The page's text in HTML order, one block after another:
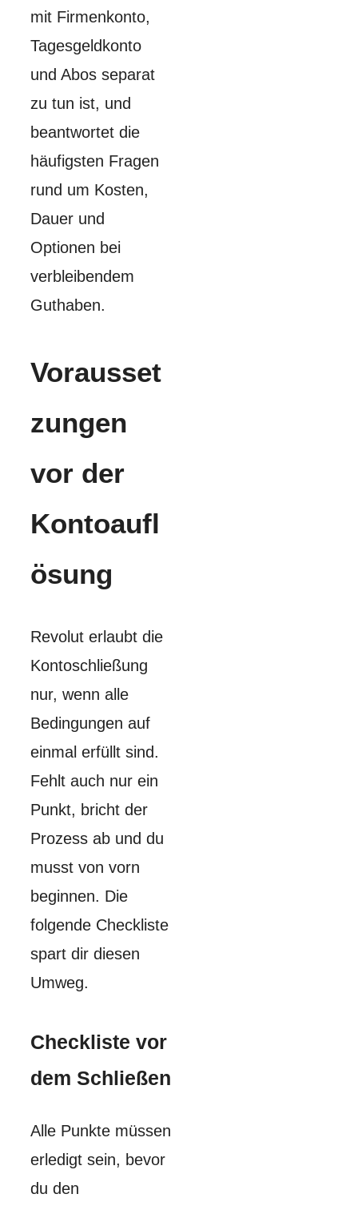
mit Firmenkonto,
Tagesgeldkonto
und Abos separat
zu tun ist, und
beantwortet die
häufigsten Fragen
rund um Kosten,
Dauer und
Optionen bei
verbleibendem
Guthaben.
Vorausset
zungen
vor der
Kontoaufl
ösung
Revolut erlaubt die
Kontoschließung
nur, wenn alle
Bedingungen auf
einmal erfüllt sind.
Fehlt auch nur ein
Punkt, bricht der
Prozess ab und du
musst von vorn
beginnen. Die
folgende Checkliste
spart dir diesen
Umweg.
Checkliste vor
dem Schließen
Alle Punkte müssen
erledigt sein, bevor
du den